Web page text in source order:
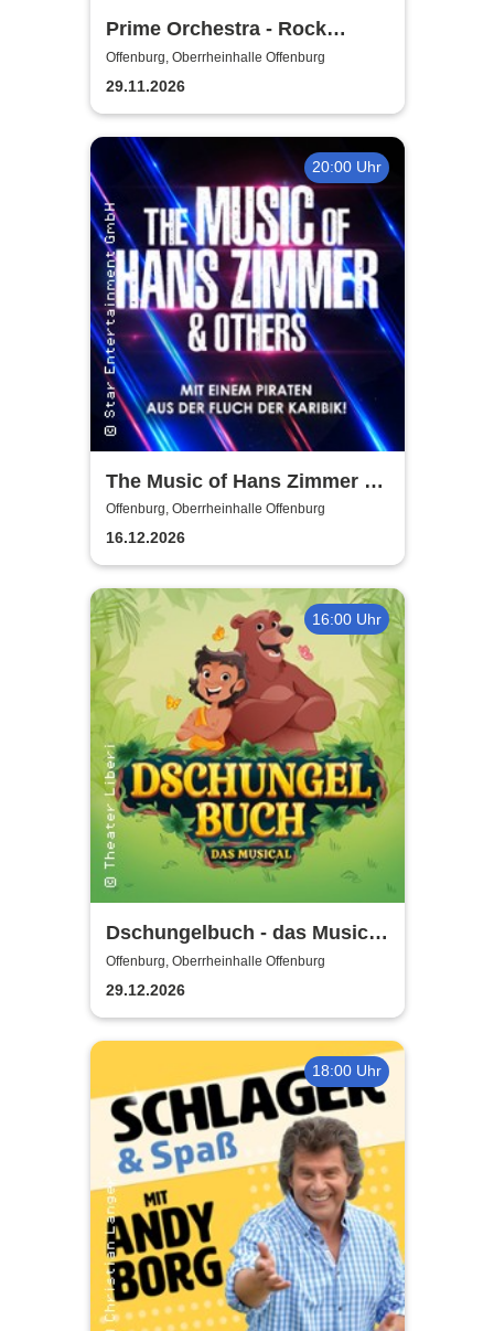
Prime Orchestra - Rock
Sympho Show
Offenburg, Oberrheinhalle Offenburg
29.11.2026
20:00 Uhr
The Music of Hans Zimmer &
Others - A Celebration of Film
Music
Offenburg, Oberrheinhalle Offenburg
16.12.2026
16:00 Uhr
Dschungelbuch - das Musical
| Theater Liberi
Offenburg, Oberrheinhalle Offenburg
29.12.2026
18:00 Uhr